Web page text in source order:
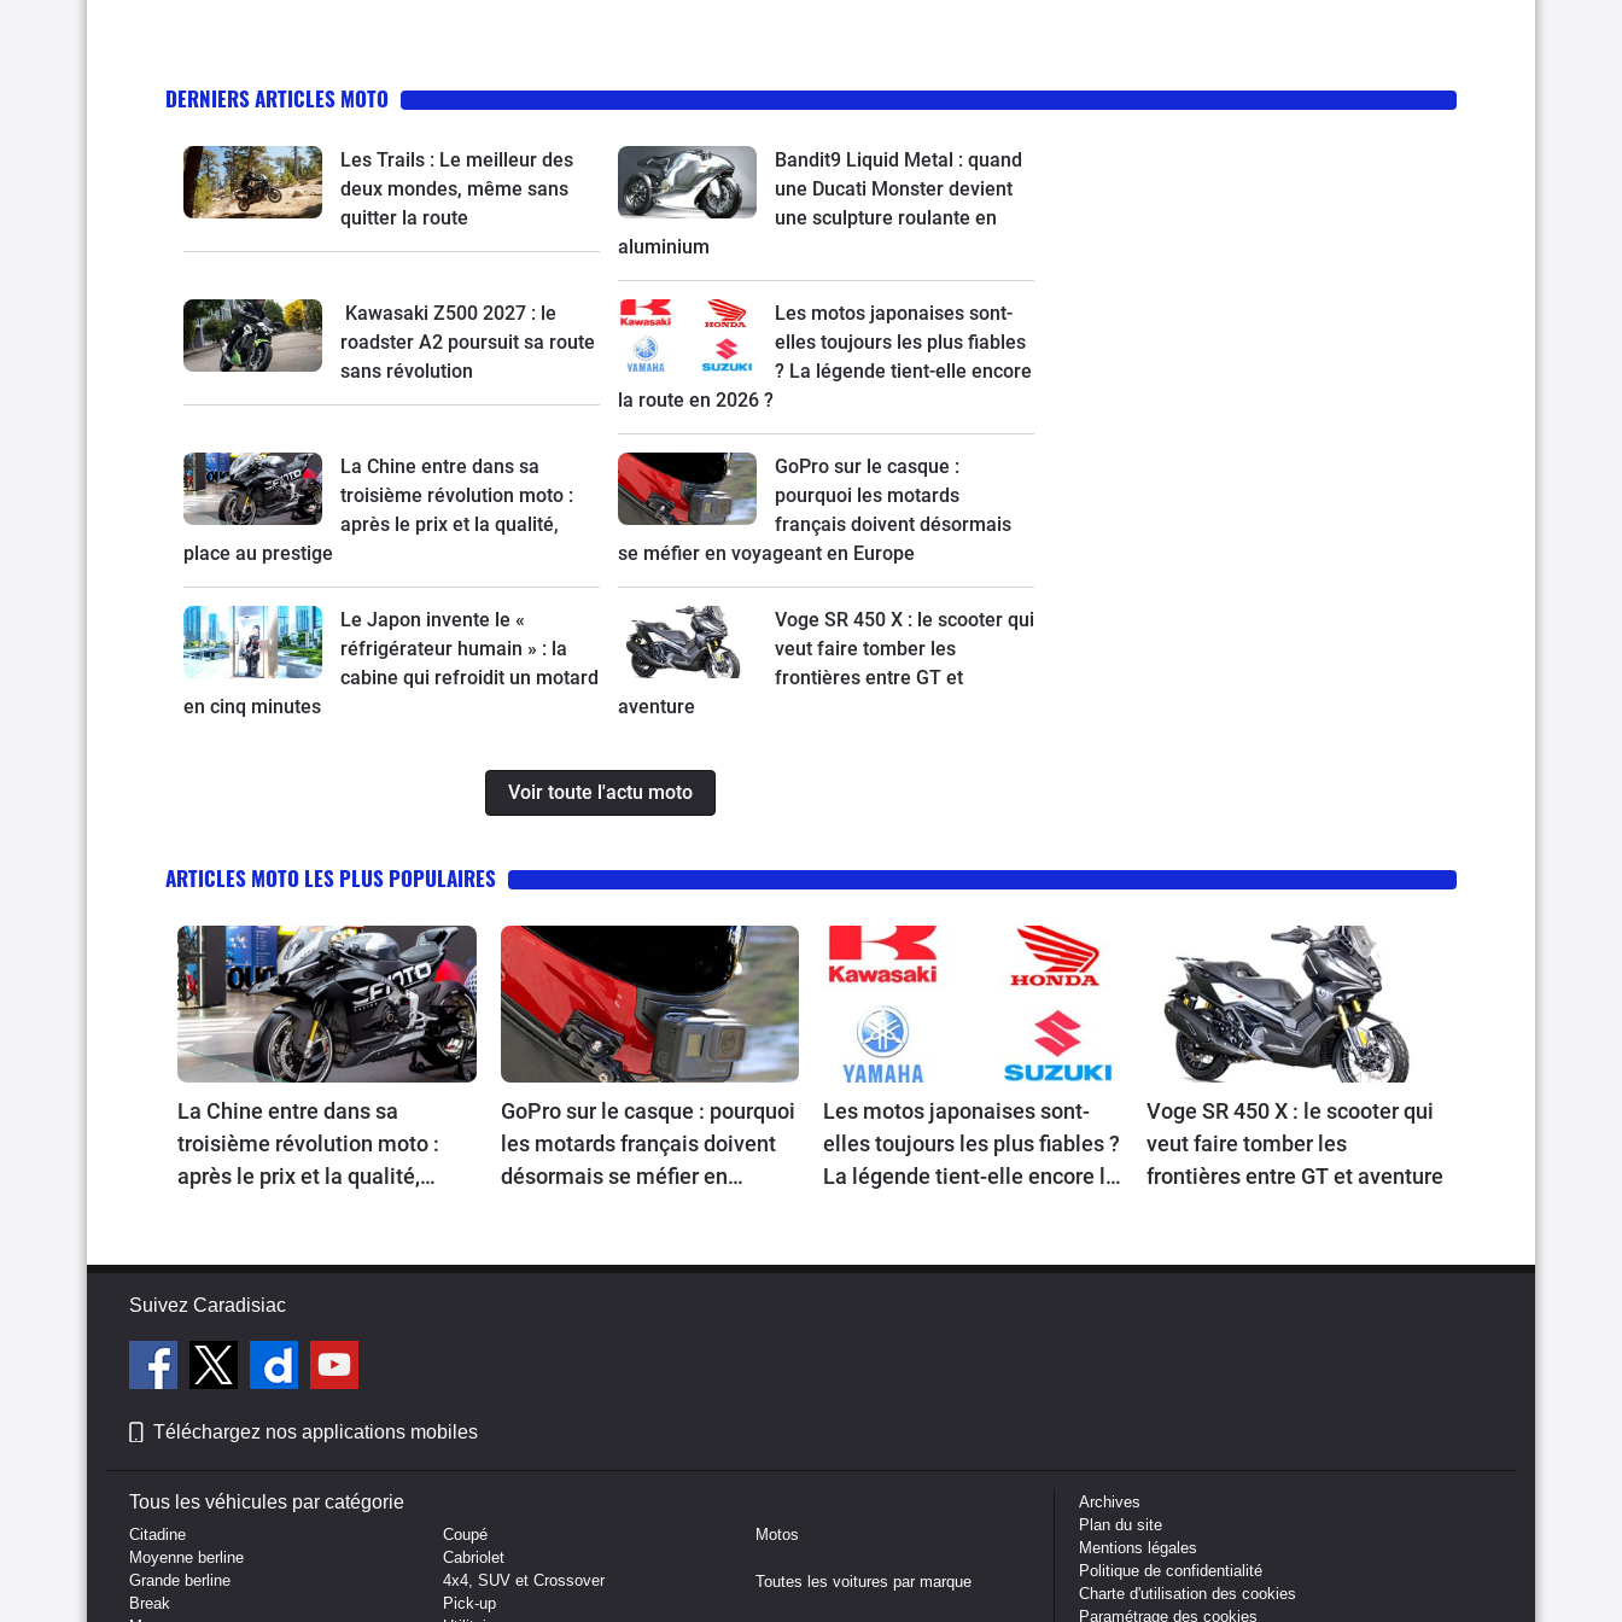
DERNIERS ARTICLES MOTO
Les Trails : Le meilleur des
deux mondes, même sans
quitter la route
Bandit9 Liquid Metal : quand
une Ducati Monster devient
une sculpture roulante en
aluminium
Kawasaki Z500 2027 : le
roadster A2 poursuit sa route
sans révolution
Les motos japonaises sont-
elles toujours les plus fiables
? La légende tient-elle encore
la route en 2026 ?
La Chine entre dans sa
troisième révolution moto :
après le prix et la qualité,
place au prestige
GoPro sur le casque :
pourquoi les motards
français doivent désormais
se méfier en voyageant en Europe
Le Japon invente le «
réfrigérateur humain » : la
cabine qui refroidit un motard
en cinq minutes
Voge SR 450 X : le scooter qui
veut faire tomber les
frontières entre GT et
aventure
Voir toute l'actu moto
ARTICLES MOTO LES PLUS POPULAIRES
La Chine entre dans sa
troisième révolution moto :
après le prix et la qualité,
GoPro sur le casque : pourquoi
les motards français doivent
désormais se méfier en
Les motos japonaises sont-
elles toujours les plus fiables ?
La légende tient-elle encore la
Voge SR 450 X : le scooter qui
veut faire tomber les
frontières entre GT et aventure
Suivez Caradisiac
Téléchargez nos applications mobiles
Tous les véhicules par catégorie
Citadine
Moyenne berline
Grande berline
Break
Coupé
Cabriolet
4x4, SUV et Crossover
Pick-up
Motos
Toutes les voitures par marque
Archives
Plan du site
Mentions légales
Politique de confidentialité
Charte d'utilisation des cookies
Paramétrage des cookies